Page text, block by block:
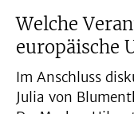
Welche
europäische
Im Anschluss
Julia von